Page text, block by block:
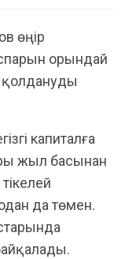
өңір
орындай
қолдануды
капиталға
жыл басынан
да төмен.